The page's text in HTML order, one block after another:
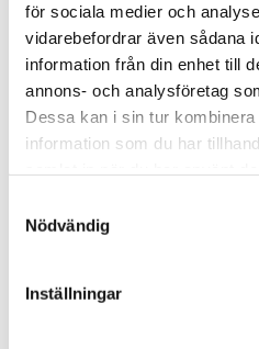
för sociala medier och
vidarebefordrar även sådana
information från din enhet till
annons- och analysföretag
Dessa kan i sin tur
information som du har
Nödvändig
Inställningar
15x15 cm
ca 15x60 cm(1)
15x60 cm
ca 20x20 cm (2)
20x20 cm
Mellan (25 - 50 cm)(4)
ca 30x30 cm(3)